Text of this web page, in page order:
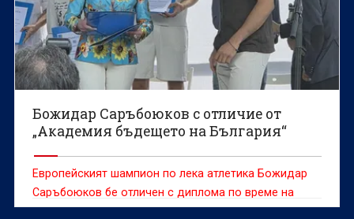
Божидар Саръбоюков с отличие от
„Академия бъдещето на България“
Европейският шампион по лека атлетика Божидар
Саръбоюков бе отличен с диплома по време на
възстановената Детска асамблея „Знаме на мира“.